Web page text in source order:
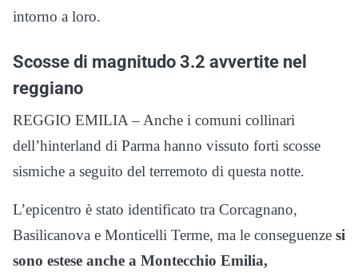
intorno a loro.
Scosse di magnitudo 3.2 avvertite nel
reggiano
REGGIO EMILIA – Anche i comuni collinari
dell’hinterland di Parma hanno vissuto forti scosse
sismiche a seguito del terremoto di questa notte.
L’epicentro è stato identificato tra Corcagnano,
Basilicanova e Monticelli Terme, ma le conseguenze si
sono estese anche a Montecchio Emilia,